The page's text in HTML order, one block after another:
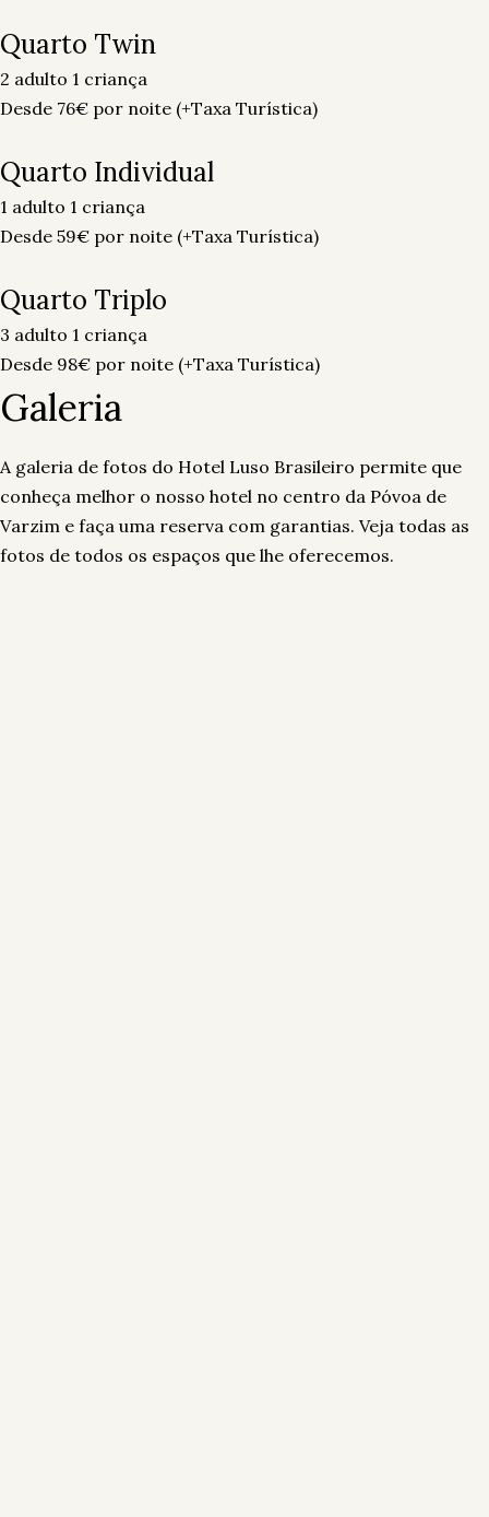
Quarto Twin
2 adulto 1 criança
Desde 76€ por noite (+Taxa Turística)
Quarto Individual
1 adulto 1 criança
Desde 59€ por noite (+Taxa Turística)
Quarto Triplo
3 adulto 1 criança
Desde 98€ por noite (+Taxa Turística)
Galeria
A galeria de fotos do Hotel Luso Brasileiro permite que
conheça melhor o nosso hotel no centro da Póvoa de
Varzim e faça uma reserva com garantias. Veja todas as
fotos de todos os espaços que lhe oferecemos.